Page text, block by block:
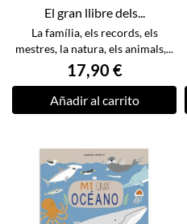
El gran llibre dels...
La família, els records, els
mestres, la natura, els animals,...
17,90 €
Añadir al carrito